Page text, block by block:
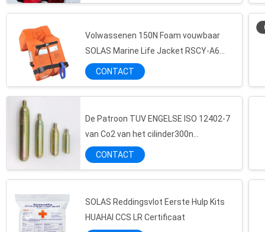
Volwassenen 150N Foam vouwbaar
SOLAS Marine Life Jacket RSCY-A6
Lifevest Marine Offshore
CONTACT
De Patroon TUV ENGELSE ISO 12402-7
van Co2 van het cilinder300n
Reddingsvest
CONTACT
SOLAS Reddingsvlot Eerste Hulp Kits
HUAHAI CCS LR Certificaat